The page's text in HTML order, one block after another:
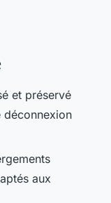
et préservé
déconnexion
aux